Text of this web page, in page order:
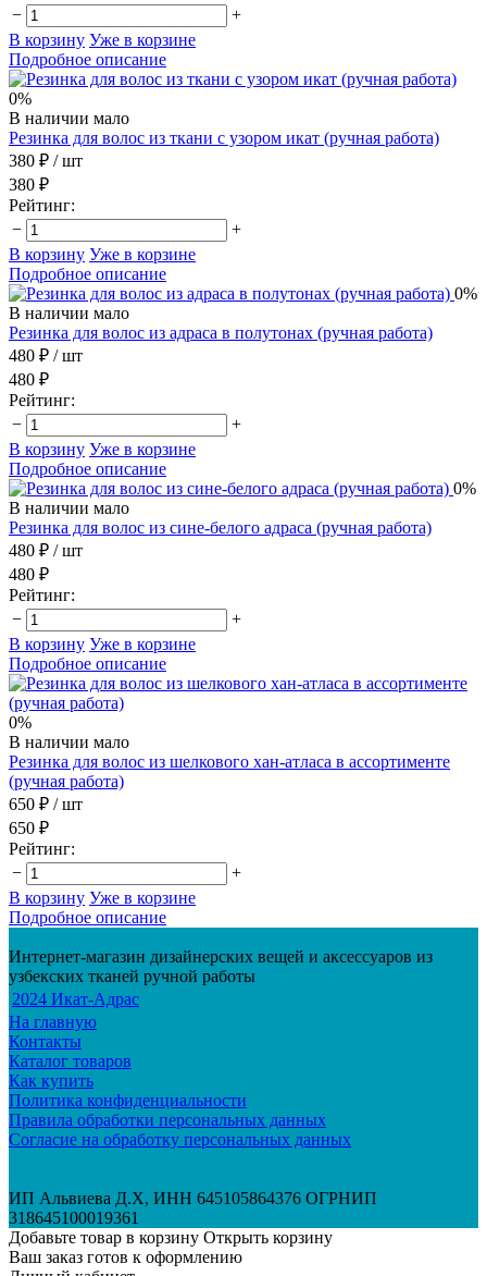
−
+
В корзину Уже в корзине
Подробное описание
0%
В наличии мало
Резинка для волос из ткани с узором икат (ручная работа)
380 ₽ / шт
380 ₽
Рейтинг:
−
+
В корзину Уже в корзине
Подробное описание
0%
В наличии мало
Резинка для волос из адраса в полутонах (ручная работа)
480 ₽ / шт
480 ₽
Рейтинг:
−
+
В корзину Уже в корзине
Подробное описание
0%
В наличии мало
Резинка для волос из сине-белого адраса (ручная работа)
480 ₽ / шт
480 ₽
Рейтинг:
−
+
В корзину Уже в корзине
Подробное описание
0%
В наличии мало
Резинка для волос из шелкового хан-атласа в ассортименте
(ручная работа)
650 ₽ / шт
650 ₽
Рейтинг:
−
+
В корзину Уже в корзине
Подробное описание
Интернет-магазин дизайнерских вещей и аксессуаров из
узбекских тканей ручной работы
2024 Икат-Адрас
На главную
Контакты
Каталог товаров
Как купить
Политика конфиденциальности
Правила обработки персональных данных
Согласие на обработку персональных данных
ИП Альвиева Д.Х, ИНН 645105864376 ОГРНИП
318645100019361
Добавьте товар в корзину Открыть корзину
Ваш заказ готов к оформлению